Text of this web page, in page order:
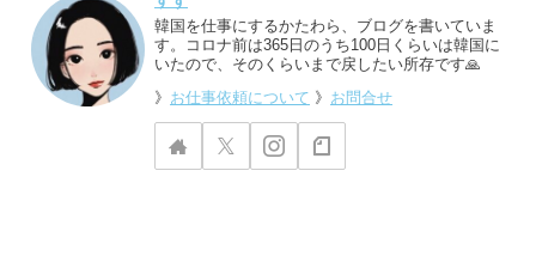
韓国を仕事にするかたわら、ブログを書いていま
す。コロナ前は365日のうち100日くらいは韓国に
いたので、そのくらいまで戻したい所存です🙏
》 お仕事依頼について 》 お問合せ